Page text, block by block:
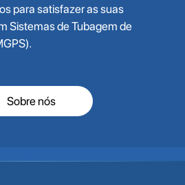
para satisfazer as suas
Sistemas de Tubagem de
Sobre nós